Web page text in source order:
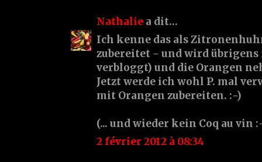
Nathalie a dit…
Ich kenne das als
zubereitet - und wird übrigens
verbloggt) und die Orangen
Jetzt werde ich wohl P. mal
mit Orangen zubereiten. :-)
(... und wieder kein Coq au vin
2 février 2012 à 08:34